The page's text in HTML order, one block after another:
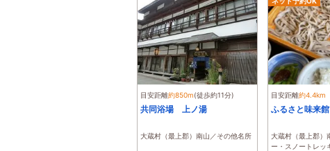
目安距離約850m(徒歩約11分)
共同浴場 上ノ湯
大蔵村（最上郡）南山／その他名所
目安距離約4.4km
ふるさと味来館
大蔵村（最上郡）
ー・スノートレッ